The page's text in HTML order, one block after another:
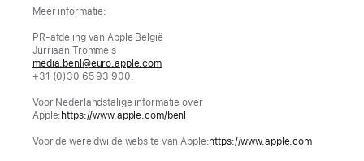
Meer informatie:
PR-afdeling van Apple België
Jurriaan Trommels
media.benl@euro.apple.com
+31 (0)30 65 93 900.
Voor Nederlandstalige informatie over
Apple: https://www.apple.com/benl
Voor de wereldwijde website van Apple:https://www.apple.com